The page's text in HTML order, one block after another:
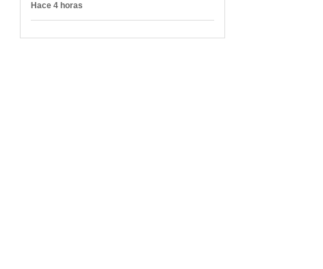
Hace 4 horas